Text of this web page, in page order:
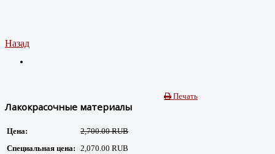
Назад
Печать
Лакокрасочные материалы
Цена:
2,700.00 RUB
Специальная цена: 2,070.00 RUB